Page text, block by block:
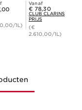
1L)
Vanaf
Club Clarins Prijs € 78,30
€ 78,30
CLUB CLARINS
PRIJS
(€
2.610,00/1L)